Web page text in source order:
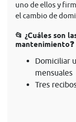
uno de ellos y
el cambio de
📂 ¿Cuáles son
mantenimiento❓
Domiciliar
mensuales
Tres